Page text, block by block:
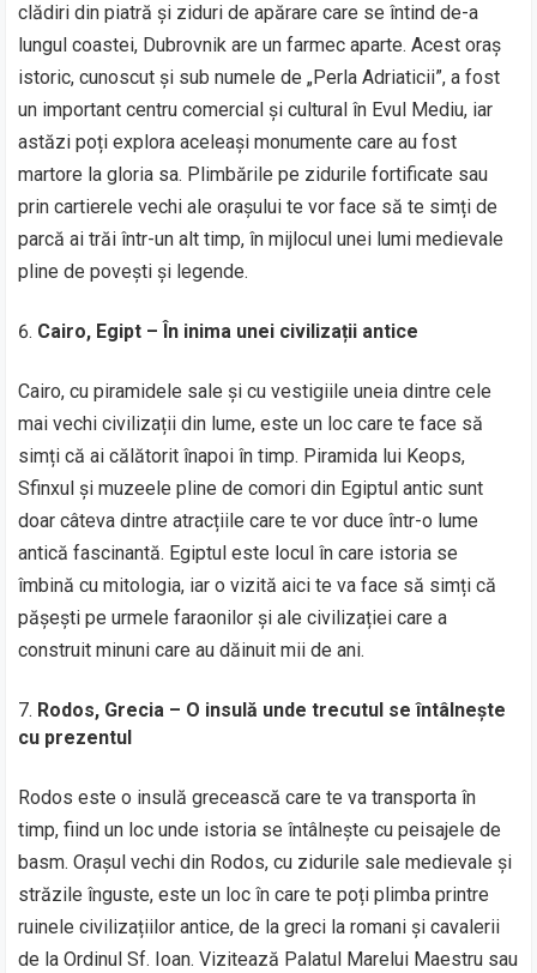
clădiri din piatră și ziduri de apărare care se întind de-a
lungul coastei, Dubrovnik are un farmec aparte. Acest oraș
istoric, cunoscut și sub numele de „Perla Adriaticii”, a fost
un important centru comercial și cultural în Evul Mediu, iar
astăzi poți explora aceleași monumente care au fost
martore la gloria sa. Plimbările pe zidurile fortificate sau
prin cartierele vechi ale orașului te vor face să te simți de
parcă ai trăi într-un alt timp, în mijlocul unei lumi medievale
pline de povești și legende.
Cairo, Egipt – În inima unei civilizații antice
Cairo, cu piramidele sale și cu vestigiile uneia dintre cele
mai vechi civilizații din lume, este un loc care te face să
simți că ai călătorit înapoi în timp. Piramida lui Keops,
Sfinxul și muzeele pline de comori din Egiptul antic sunt
doar câteva dintre atracțiile care te vor duce într-o lume
antică fascinantă. Egiptul este locul în care istoria se
îmbină cu mitologia, iar o vizită aici te va face să simți că
pășești pe urmele faraonilor și ale civilizației care a
construit minuni care au dăinuit mii de ani.
Rodos, Grecia – O insulă unde trecutul se întâlnește
cu prezentul
Rodos este o insulă grecească care te va transporta în
timp, fiind un loc unde istoria se întâlnește cu peisajele de
basm. Orașul vechi din Rodos, cu zidurile sale medievale și
străzile înguste, este un loc în care te poți plimba printre
ruinele civilizațiilor antice, de la greci la romani și cavalerii
de la Ordinul Sf. Ioan. Vizitează Palatul Marelui Maestru sau